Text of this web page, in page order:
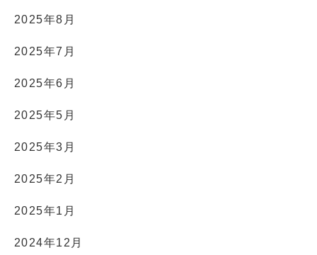
2025年8月
2025年7月
2025年6月
2025年5月
2025年3月
2025年2月
2025年1月
2024年12月